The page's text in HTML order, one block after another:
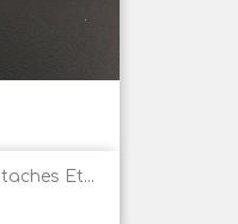
Et...